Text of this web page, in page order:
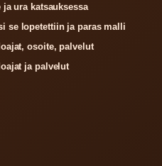
ura katsauksessa
se lopetettiin ja paras malli
osoite, palvelut
ja palvelut